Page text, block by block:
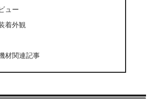
ュー
着外観
材関連記事